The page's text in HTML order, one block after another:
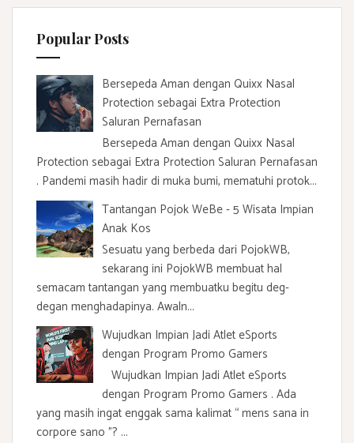
h
o
r
:
Popular Posts
Bersepeda Aman dengan Quixx Nasal
Protection sebagai Extra Protection
Saluran Pernafasan
Bersepeda Aman dengan Quixx Nasal
Protection sebagai Extra Protection Saluran Pernafasan
. Pandemi masih hadir di muka bumi, mematuhi protok...
Tantangan Pojok WeBe - 5 Wisata Impian
Anak Kos
Sesuatu yang berbeda dari PojokWB,
sekarang ini PojokWB membuat hal
semacam tantangan yang membuatku begitu deg-
degan menghadapinya. Awaln...
Wujudkan Impian Jadi Atlet eSports
dengan Program Promo Gamers
Wujudkan Impian Jadi Atlet eSports
dengan Program Promo Gamers . Ada
yang masih ingat enggak sama kalimat “ mens sana in
corpore sano ”? ...